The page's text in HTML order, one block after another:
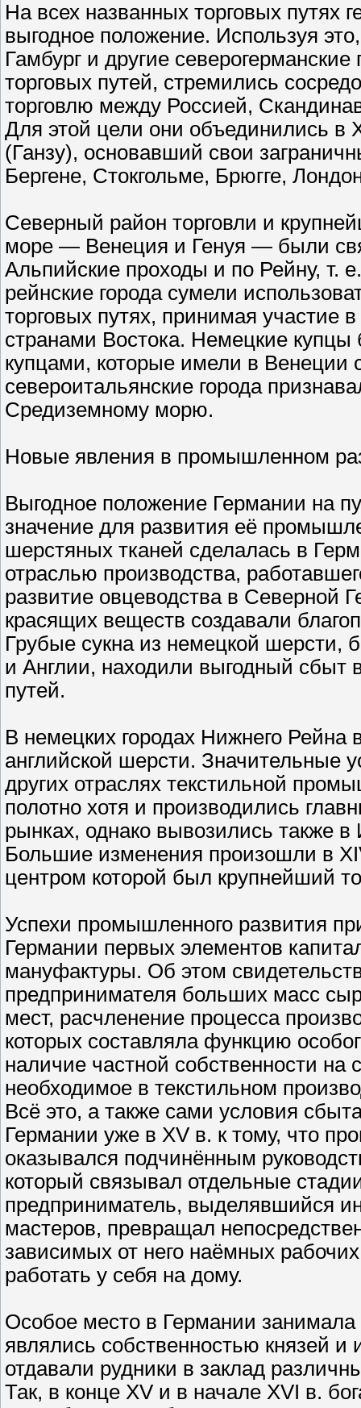
На всех названных торговых путях
выгодное положение. Используя
Гамбург и другие
торговых путей, стремились
торговлю между Россией,
Для этой цели они объединились в
(Ганзу), основавший свои
Бергене, Стокгольме, Брюгге,
Северный район торговли и
море — Венеция и Генуя — были
Альпийские проходы и по Рейну, т.
рейнские города сумели
торговых путях, принимая участие
странами Востока. Немецкие
купцами, которые имели в Венеции
североитальянские города
Средиземному морю.
Новые явления в промышленном
Выгодное положение Германии на
значение для развития её
шерстяных тканей сделалась в
отраслью производства,
развитие овцеводства в Северной
красящих веществ создавали
Грубые сукна из немецкой шерсти,
и Англии, находили выгодный сбыт
путей.
В немецких городах Нижнего Рейна
английской шерсти. Значительные
других отраслях текстильной
полотно хотя и производились
рынках, однако вывозились также
Большие изменения произошли в
центром которой был крупнейший
Успехи промышленного развития
Германии первых элементов
мануфактуры. Об этом
предпринимателя больших масс
мест, расчленение процесса
которых составляла функцию
наличие частной собственности на
необходимое в текстильном
Всё это, а также сами условия
Германии уже в XV в. к тому, что
оказывался подчинённым
который связывал отдельные
предприниматель, выделявшийся
мастеров, превращал
зависимых от него наёмных
работать у себя на дому.
Особое место в Германии
являлись собственностью князей и
отдавали рудники в заклад
Так, в конце XV и в начале XVI в.